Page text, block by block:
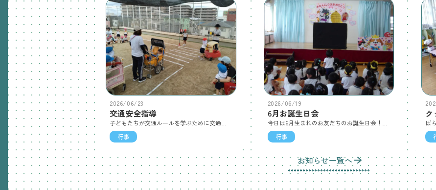
2026/06/23
交通安全指導
行事
2026/06/19
6月お誕生日会
行事
お知らせ一覧へ